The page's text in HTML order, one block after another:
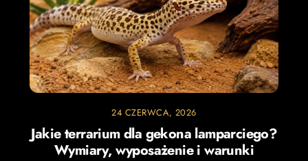
24 CZERWCA, 2026
Jakie terrarium dla gekona lamparciego?
Wymiary, wyposażenie i warunki